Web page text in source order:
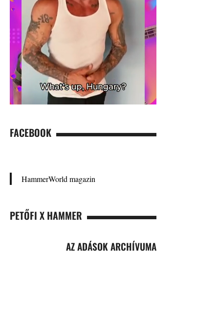
FACEBOOK
HammerWorld magazin
PETŐFI X HAMMER
AZ ADÁSOK ARCHÍVUMA